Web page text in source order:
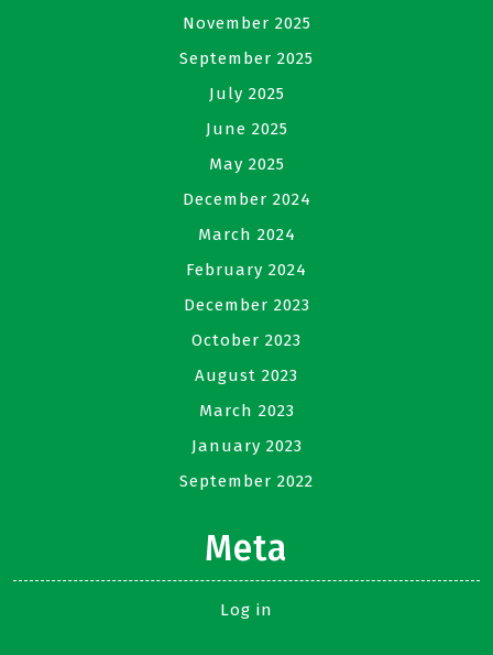
November 2025
September 2025
July 2025
June 2025
May 2025
December 2024
March 2024
February 2024
December 2023
October 2023
August 2023
March 2023
January 2023
September 2022
Meta
Log in